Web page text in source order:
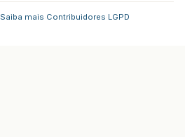
Saiba mais Contribuidores LGPD